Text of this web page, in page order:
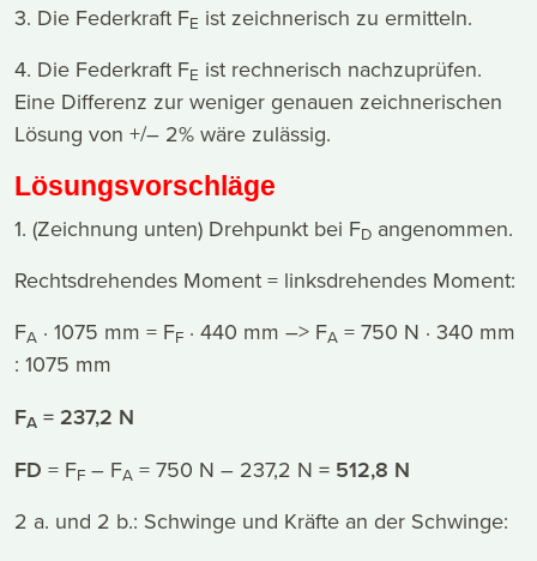
3. Die Federkraft FE ist zeichnerisch zu ermitteln.
4. Die Federkraft FE ist rechnerisch nachzuprüfen.
Eine Differenz zur weniger genauen zeichnerischen
Lösung von +/– 2% wäre zulässig.
Lösungsvorschläge
1. (Zeichnung unten) Drehpunkt bei FD angenommen.
Rechtsdrehendes Moment = linksdrehendes Moment:
FA · 1075 mm = FF · 440 mm –> FA = 750 N · 340 mm
: 1075 mm
FA = 237,2 N
FD = FF – FA = 750 N – 237,2 N = 512,8 N
2 a. und 2 b.: Schwinge und Kräfte an der Schwinge: